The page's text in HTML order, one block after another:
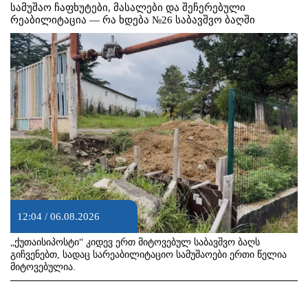
სამუშაო ჩაფხუტები, მასალები და შეჩერებული
რეაბილიტაცია — რა ხდება №26 საბავშვო ბაღში
12:04 / 06.08.2026
„ქუთაისიპოსტი“ კიდევ ერთ მიტოვებულ საბავშვო ბაღს
გიჩვენებთ, სადაც სარეაბილიტაციო სამუშაოები ერთი წელია
მიტოვებულია.